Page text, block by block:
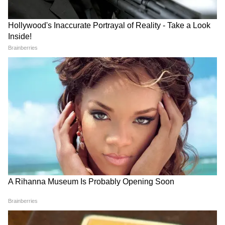
Jharkhand Protest: হেমন্ত
সোরেন সরকারের বিরুদ্ধে
ছাত্রদের বিস্ফোরক আন্দোলন!
যন্তর মন্তর গ্যাং মিসিং
PM Modi Meeting: কাল
মোদীর Breakfast টেবিলে
LATEST VIDEOS
Annapurna Bhandar Payment |
প্রতিমাসে কত তারিখে ঢুকবে অন্নপূর্ণার ৩
হাজার টাকা?
কীভাবে অন্নপূর্ণা ভাণ্ডার নিয়ে কারা ছড়াচ্ছে
বিভ্রান্তি? | Suvendu Adhikari on
Annapurna Yojana